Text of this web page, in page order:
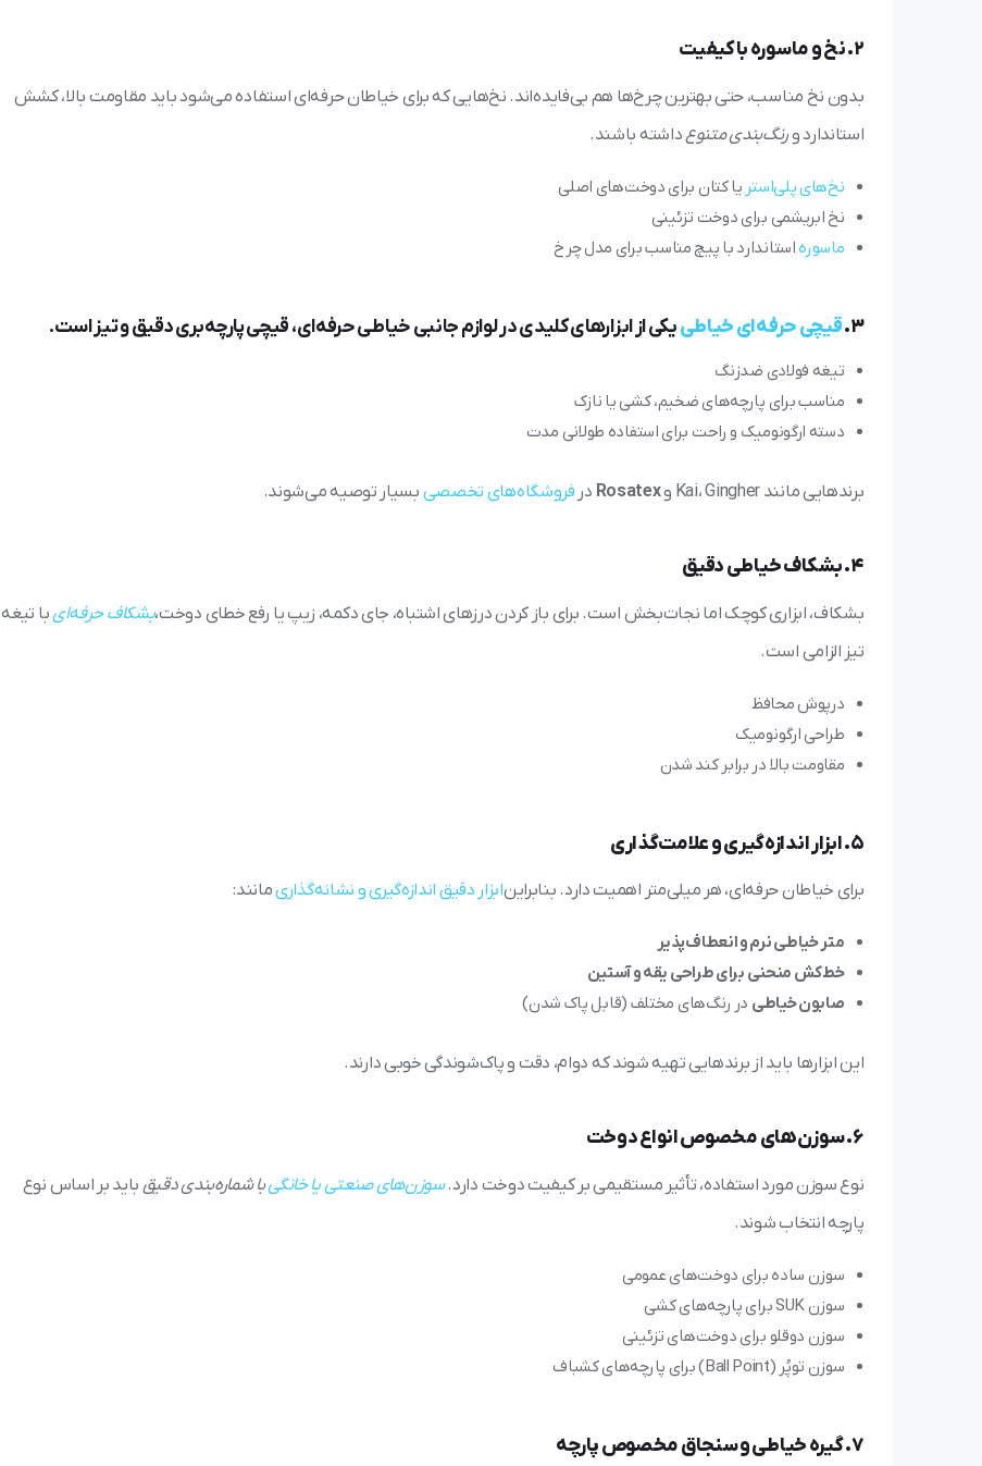
2. نخ و ماسوره باکیفیت
بدون نخ مناسب، حتی بهترین چرخ‌ها هم بی‌فایده‌اند. نخ‌هایی که برای خیاطان حرفه‌ای استفاده می‌شود باید مقاومت بالا، کشش
استاندارد ورنگ‌بندی متنوعداشته باشند.
نخ‌های پلی‌استر یا کتان برای دوخت‌های اصلی
نخ ابریشمی برای دوخت تزئینی
ماسورهاستاندارد با پیچ مناسب برای مدل چرخ
3. قیچی حرفه‌ای خیاطییکی از ابزارهای کلیدی در لوازم جانبی خیاطی حرفه‌ای، قیچی پارچه‌بری دقیق و تیز است.
تیغه فولادی ضدزنگ
مناسب برای پارچه‌های ضخیم، کشی یا نازک
دسته ارگونومیک و راحت برای استفاده طولانی مدت
برندهایی مانند Kai، Gingher و Rosatex در فروشگاه‌های تخصصی بسیار توصیه می‌شوند.
4. بشکاف خیاطی دقیق
بشکاف، ابزاری کوچک اما نجات‌بخش است. برای باز کردن درزهای اشتباه، جای دکمه، زیپ یا رفع خطای دوخت،بشکاف حرفه‌ایبا تیغه
تیز الزامی است.
درپوش محافظ
طراحی ارگونومیک
مقاومت بالا در برابر کند شدن
5. ابزار اندازه‌گیری و علامت‌گذاری
برای خیاطان حرفه‌ای، هر میلی‌متر اهمیت دارد. بنابراینابزار دقیق اندازه‌گیری و نشانه‌گذاریمانند:
متر خیاطی نرم و انعطاف‌پذیر
خط‌کش منحنی برای طراحی یقه و آستین
صابون خیاطی در رنگ‌های مختلف (قابل پاک شدن)
این ابزارها باید از برندهایی تهیه شوند که دوام، دقت و پاک‌شوندگی خوبی دارند.
6. سوزن‌های مخصوص انواع دوخت
نوع سوزن مورد استفاده، تأثیر مستقیمی بر کیفیت دوخت دارد.سوزن‌های صنعتی یا خانگیبا شماره‌بندی دقیق باید بر اساس نوع
پارچه انتخاب شوند.
سوزن ساده برای دوخت‌های عمومی
سوزن SUK برای پارچه‌های کشی
سوزن دوقلو برای دوخت‌های تزئینی
سوزن توپُر (Ball Point) برای پارچه‌های کشباف
7. گیره خیاطی و سنجاق مخصوص پارچه